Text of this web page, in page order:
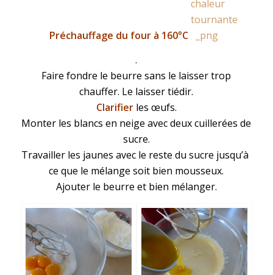
Préchauffage du four à 160°C
.
Faire fondre le beurre sans le laisser trop
chauffer. Le laisser tiédir.
Clarifierles œufs.
Monter les blancs en neige avec deux cuillerées de
sucre.
Travailler les jaunes avec le reste du sucre jusqu’à
ce que le mélange soit bien mousseux.
Ajouter le beurre et bien mélanger.